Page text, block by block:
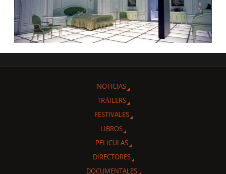
NOTICIAS
TRÁILERS
FESTIVALES
LIBROS
PELICULAS
DIRECTORES
DOCUMENTALES